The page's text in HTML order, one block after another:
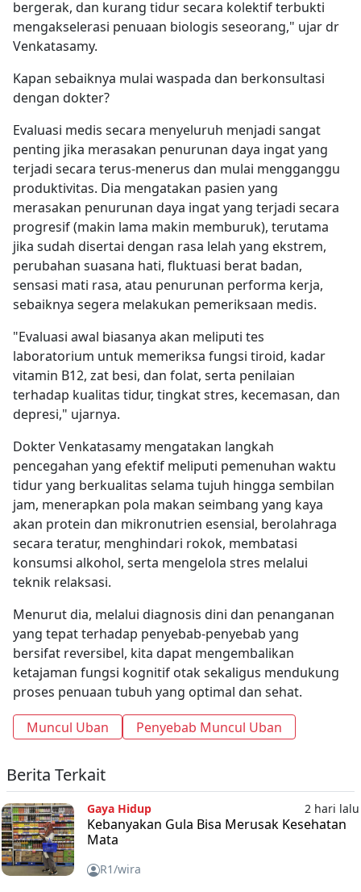
bergerak, dan kurang tidur secara kolektif terbukti
mengakselerasi penuaan biologis seseorang," ujar dr
Venkatasamy.
Kapan sebaiknya mulai waspada dan berkonsultasi
dengan dokter?
Evaluasi medis secara menyeluruh menjadi sangat
penting jika merasakan penurunan daya ingat yang
terjadi secara terus-menerus dan mulai mengganggu
produktivitas. Dia mengatakan pasien yang
merasakan penurunan daya ingat yang terjadi secara
progresif (makin lama makin memburuk), terutama
jika sudah disertai dengan rasa lelah yang ekstrem,
perubahan suasana hati, fluktuasi berat badan,
sensasi mati rasa, atau penurunan performa kerja,
sebaiknya segera melakukan pemeriksaan medis.
"Evaluasi awal biasanya akan meliputi tes
laboratorium untuk memeriksa fungsi tiroid, kadar
vitamin B12, zat besi, dan folat, serta penilaian
terhadap kualitas tidur, tingkat stres, kecemasan, dan
depresi," ujarnya.
Dokter Venkatasamy mengatakan langkah
pencegahan yang efektif meliputi pemenuhan waktu
tidur yang berkualitas selama tujuh hingga sembilan
jam, menerapkan pola makan seimbang yang kaya
akan protein dan mikronutrien esensial, berolahraga
secara teratur, menghindari rokok, membatasi
konsumsi alkohol, serta mengelola stres melalui
teknik relaksasi.
Menurut dia, melalui diagnosis dini dan penanganan
yang tepat terhadap penyebab-penyebab yang
bersifat reversibel, kita dapat mengembalikan
ketajaman fungsi kognitif otak sekaligus mendukung
proses penuaan tubuh yang optimal dan sehat.
Muncul Uban
Penyebab Muncul Uban
Berita Terkait
Gaya Hidup 2 hari lalu
Kebanyakan Gula Bisa Merusak Kesehatan
Mata
R1/wira